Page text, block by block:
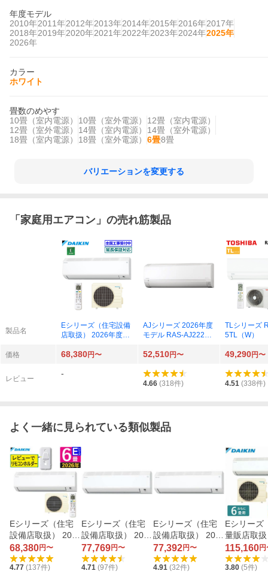
年度モデル
2010年2011年2012年2013年2014年2015年2016年2017年
2018年2019年2020年2021年2022年2023年2024年2025年
2026年
カラー
ホワイト
畳数のめやす
10畳（室内電源）
10畳（室外電源）
12畳（室内電源）
12畳（室外電源）
14畳（室内電源）
14畳（室外電源）
18畳（室内電源）
18畳（室外電源） 6畳8畳
バリエーションを変更する
「 家庭用エアコン 」の売れ筋製品
製品名
Eシリーズ（住宅設備
店取扱） 2026年度モ
（ホワイト）
AJシリーズ 2026年度
モデル RAS-AJ2226S
ト）
TLシリーズ
5TL（W）
価格 68,380円〜 52,510円〜 49,290円〜
レビュー
-
4.66 (318件) 4.51 (338件)
よく一緒に見られている類似製品
Eシリーズ（住宅
設備店取扱） 2026
年度モデル S226A
TES-W（ホワイ
ト）
68,380円〜
4.77 (137件)
Eシリーズ（住宅
設備店取扱） 2025
年度モデル S255A
TES-W（ホワイ
ト）
77,769円〜
4.71 (97件)
Eシリーズ（住宅
設備店取扱） 2026
年度モデル S256A
TES-W（ホワイ
ト）
77,392円〜
4.91 (32件)
Eシリーズ
量販店取
年度モデ
AES-W（
ト）
115,160
3.80 (5件)